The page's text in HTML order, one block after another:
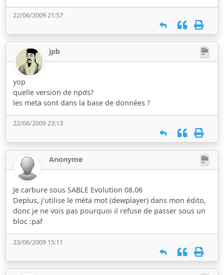
22/06/2009 21:57
jpb
yop
quelle version de npds?
les meta sont dans la base de données ?
22/06/2009 23:13
Anonyme
Je carbure sous SABLE Evolution 08.06
Deplus, j'utilise le méta mot (dewplayer) dans mon édito,
donc je ne vois pas pourquoi il refuse de passer sous un
bloc :paf
23/06/2009 15:11